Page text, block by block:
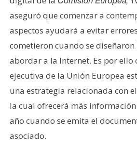
N
o
t
a
d
e
P
r
aseguró que comenzar a
aspectos ayudará a evitar
cometieron cuando se
abordar a la Internet. Es por ello
ejecutiva de la Unión Europea
una estrategia relacionada con
la cual ofrecerá más
año cuando se emita el
asociado.